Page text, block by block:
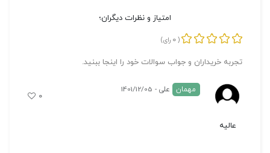
امتیاز و نظرات دیگران؛
(
0 رای)
تجربه خریداران و جواب سوالات خود را اینجا ببنید.
مهمان علی - 1401/12/05
عالیه
۰